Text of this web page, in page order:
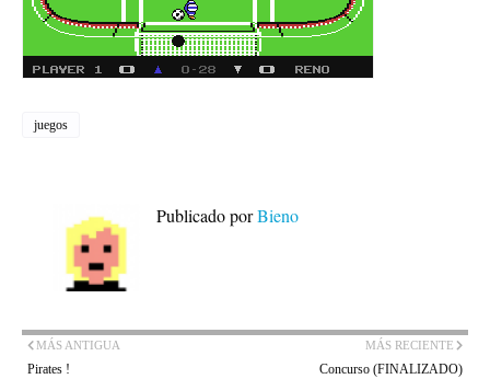
juegos
Publicado porBieno
MÁS RECIENTE
Concurso (FINALIZADO)
MÁS ANTIGUA
Pirates !